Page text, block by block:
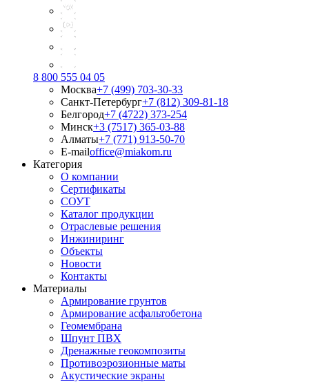
8 800 555 04 05
Москва+7 (499) 703-30-33
Санкт-Петербург+7 (812) 309-81-18
Белгород+7 (4722) 373-254
Минск+3 (7517) 365-03-88
Алматы+7 (771) 913-50-70
E-mailoffice@miakom.ru
Категория
О компании
Сертификаты
СОУТ
Каталог продукции
Отраслевые решения
Инжиниринг
Объекты
Новости
Контакты
Материалы
Армирование грунтов
Армирование асфальтобетона
Геомембрана
Шпунт ПВХ
Дренажные геокомпозиты
Противоэрозионные маты
Акустические экраны